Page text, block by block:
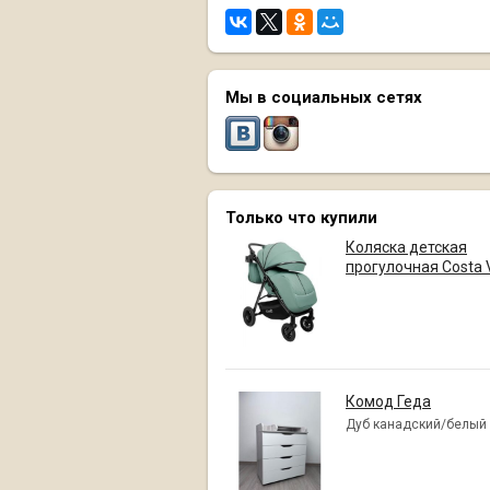
Мы в социальных сетях
Только что купили
Коляска детская
прогулочная Costa
Комод Геда
Дуб канадский/белый